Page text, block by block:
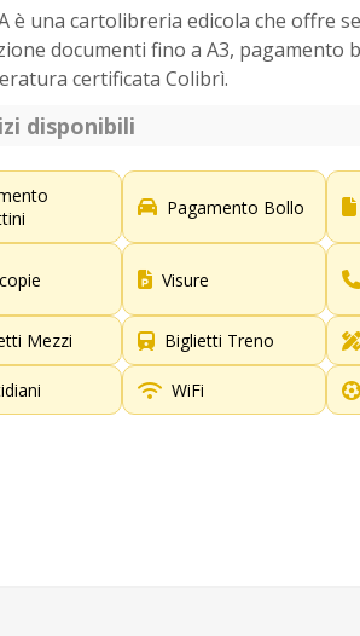
è una cartolibreria edicola che offre
documenti fino a A3,
certificata Colibrì.
disponibili
Pagamento Bollo
Visure
Mezzi Biglietti Treno
WiFi